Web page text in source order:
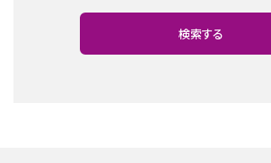
検索する